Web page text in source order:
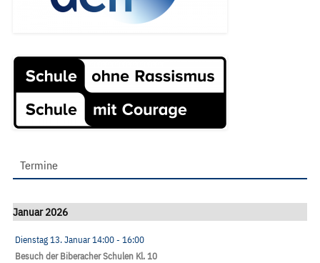
Termine
Januar 2026
Dienstag 13. Januar14:00- 16:00
Besuch der Biberacher Schulen Kl. 10